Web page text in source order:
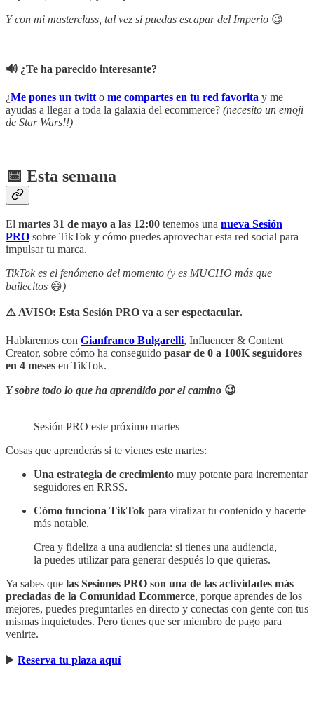
Y con mi masterclass, tal vez sí puedas escapar del Imperio 😉
🔊 ¿Te ha parecido interesante?
¿Me pones un twitt o me compartes en tu red favorita y me
ayudas a llegar a toda la galaxia del ecommerce? (necesito un emoji
de Star Wars!!)
📅 Esta semana
El martes 31 de mayo a las 12:00 tenemos una nueva Sesión
PRO sobre TikTok y cómo puedes aprovechar esta red social para
impulsar tu marca.
TikTok es el fenómeno del momento (y es MUCHO más que
bailecitos 😅)
⚠️ AVISO: Esta Sesión PRO va a ser espectacular.
Hablaremos con Gianfranco Bulgarelli, Influencer & Content
Creator, sobre cómo ha conseguido pasar de 0 a 100K seguidores
en 4 meses en TikTok.
Y sobre todo lo que ha aprendido por el camino 😉
Sesión PRO este próximo martes
Cosas que aprenderás si te vienes este martes:
Una estrategia de crecimiento muy potente para incrementar
seguidores en RRSS.
Cómo funciona TikTok para viralizar tu contenido y hacerte
más notable.
Crea y fideliza a una audiencia: si tienes una audiencia,
la puedes utilizar para generar después lo que quieras.
Ya sabes que las Sesiones PRO son una de las actividades más
preciadas de la Comunidad Ecommerce, porque aprendes de los
mejores, puedes preguntarles en directo y conectas con gente con tus
mismas inquietudes. Pero tienes que ser miembro de pago para
venirte.
▶️ Reserva tu plaza aquí